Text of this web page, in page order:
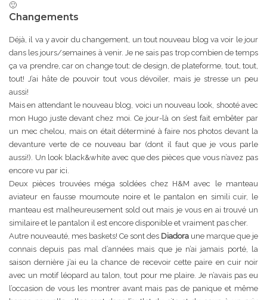
🙂
Changements
Déjà, il va y avoir du changement, un tout nouveau blog va voir le jour
dans les jours/semaines à venir. Je ne sais pas trop combien de temps
ça va prendre, car on change tout: de design, de plateforme, tout, tout,
tout! J’ai hâte de pouvoir tout vous dévoiler, mais je stresse un peu
aussi!
Mais en attendant le nouveau blog, voici un nouveau look, shooté avec
mon Hugo juste devant chez moi. Ce jour-là on s’est fait embêter par
un mec chelou, mais on était déterminé à faire nos photos devant la
devanture verte de ce nouveau bar (dont il faut que je vous parle
aussi!). Un look black&white avec que des pièces que vous n’avez pas
encore vu par ici.
Deux pièces trouvées méga soldées chez H&M avec le manteau
aviateur en fausse moumoute noire et le pantalon en simili cuir, le
manteau est malheureusement sold out mais je vous en ai trouvé un
similaire et le pantalon il est encore disponible et vraiment pas cher.
Autre nouveauté, mes baskets! Ce sont des Diadora une marque que je
connais depuis pas mal d’années mais que je n’ai jamais porté, la
saison dernière j’ai eu la chance de recevoir cette paire en cuir noir
avec un motif léopard au talon, tout pour me plaire. Je n’avais pas eu
l’occasion de vous les montrer avant mais pas de panique et même